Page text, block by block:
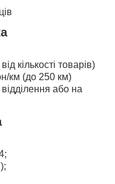
кількості товарів)
км (до 250 км)
або на